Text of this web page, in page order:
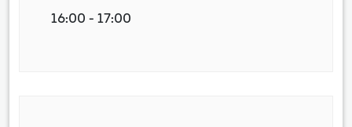
16:00 - 17:00